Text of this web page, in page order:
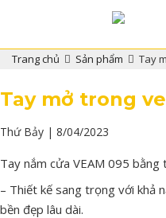
Trang chủ Sản phẩm Tay
Tay mở trong
Thứ Bảy | 8/04/2023
Tay nắm cửa VEAM 095
– Thiết kế sang trọng với khả
bền đẹp lâu dài.